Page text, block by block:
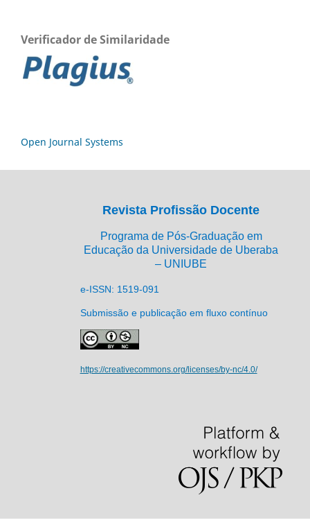
Verificador de Similaridade
Open Journal Systems
Revista Profissão Docente
Programa de Pós-Graduação em
Educação da Universidade de Uberaba
– UNIUBE
e-ISSN: 1519-091
Submissão e publicação em fluxo contínuo
https://creativecommons.org/licenses/by-nc/4.0/